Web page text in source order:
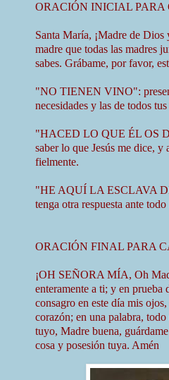
ORACIÓN INICIAL
Santa María, ¡Madre de
madre que todas las madres
sabes. Grábame, por favor,
"NO TIENEN VINO":
necesidades y las de todos
"HACED LO QUE ÉL OS
saber lo que Jesús me dice, y
fielmente.
"HE AQUÍ LA ESCLAVA
tenga otra respuesta ante
ORACIÓN FINAL PARA
¡OH SEÑORA MÍA, Oh
enteramente a ti; y en prueba
consagro en este día mis
corazón; en una palabra,
tuyo, Madre buena,
cosa y posesión tuya. Amén